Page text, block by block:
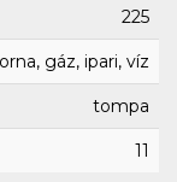
225
gáz, ipari, víz
tompa
11